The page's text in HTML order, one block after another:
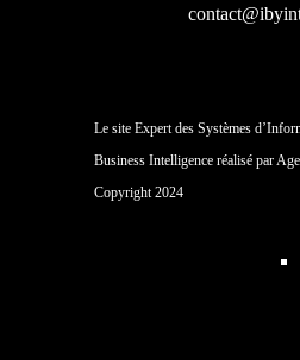
Le site Expert des Systèmes
Business Intelligence réalisé par
Copyright 2024